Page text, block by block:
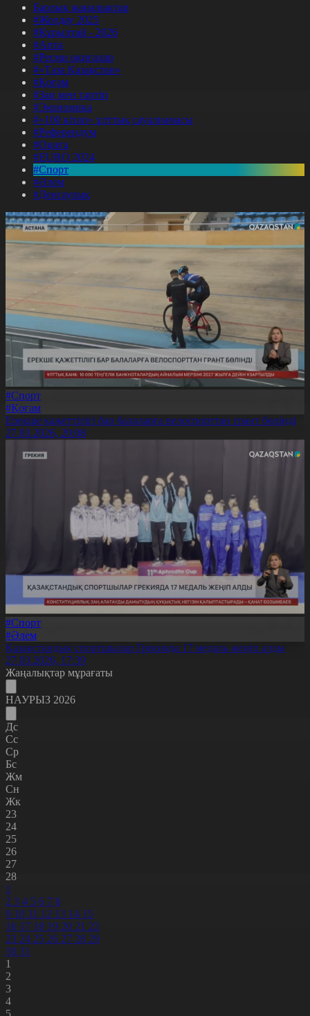
Барлық жаңалықтар
#Жолдау 2025
#Құрылтай - 2026
#Апта
#Ресми оқиғалар
#«Таза Қазақстан»
#Қоғам
#Заң мен тәртіп
#Экономика
#«100 кітап» ұлттық сауалнамасы
#Референдум
#Оқиға
#EURO 2024
#Спорт
#Әлем
#Денсаулық
#Спорт
#Қоғам
Ерекше қажеттілігі бар балаларға велоспорттан грант бөлінді
27.03.2026, 20:08
#Спорт
#Әлем
Қазақстандық спортшылар Грекияда 17 медаль жеңіп алды
27.03.2026, 17:39
Жаңалықтар мұрағаты
НАУРЫЗ 2026
Дс
Сс
Ср
Бс
Жм
Сн
Жк
23
24
25
26
27
28
1
2 3 4 5 6 7 8
9 10 11 12 13 14 15
16 17 18 19 20 21 22
23 24 25 26 27 28 29
30 31
1
2
3
4
5